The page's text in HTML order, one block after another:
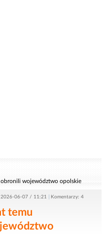
obronili województwo opolskie
2026-06-07 / 11:21 Komentarzy: 4
temu